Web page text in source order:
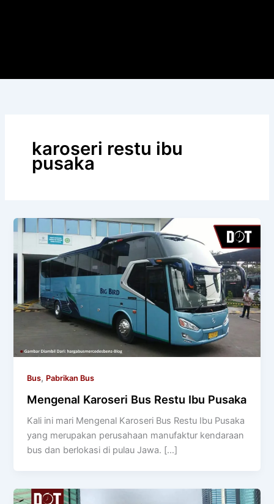
karoseri restu ibu
pusaka
Bus, Pabrikan Bus
Mengenal Karoseri Bus Restu Ibu Pusaka
Kali ini mari Mengenal Karoseri Bus Restu Ibu Pusaka
yang merupakan perusahaan manufaktur kendaraan
bus dan berlokasi di pulau Jawa. […]